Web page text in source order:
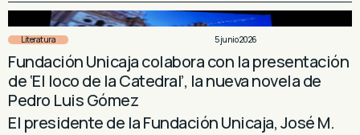
Literatura 5 junio 2026
Fundación Unicaja colabora con la presentación
de ‘El loco de la Catedral’, la nueva novela de
Pedro Luis Gómez
El presidente de la Fundación Unicaja, José M.